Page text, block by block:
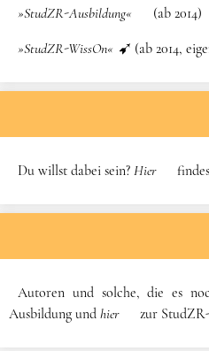
»StudZR-Ausbildung«
(ab 2014)
»StudZR-WissOn«
(ab 2014,
Du willst dabei sein? Hier
Autoren und solche, die es
Ausbildung und hier zur